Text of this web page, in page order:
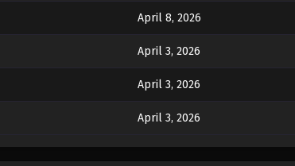
April 8, 2026
April 3, 2026
April 3, 2026
April 3, 2026